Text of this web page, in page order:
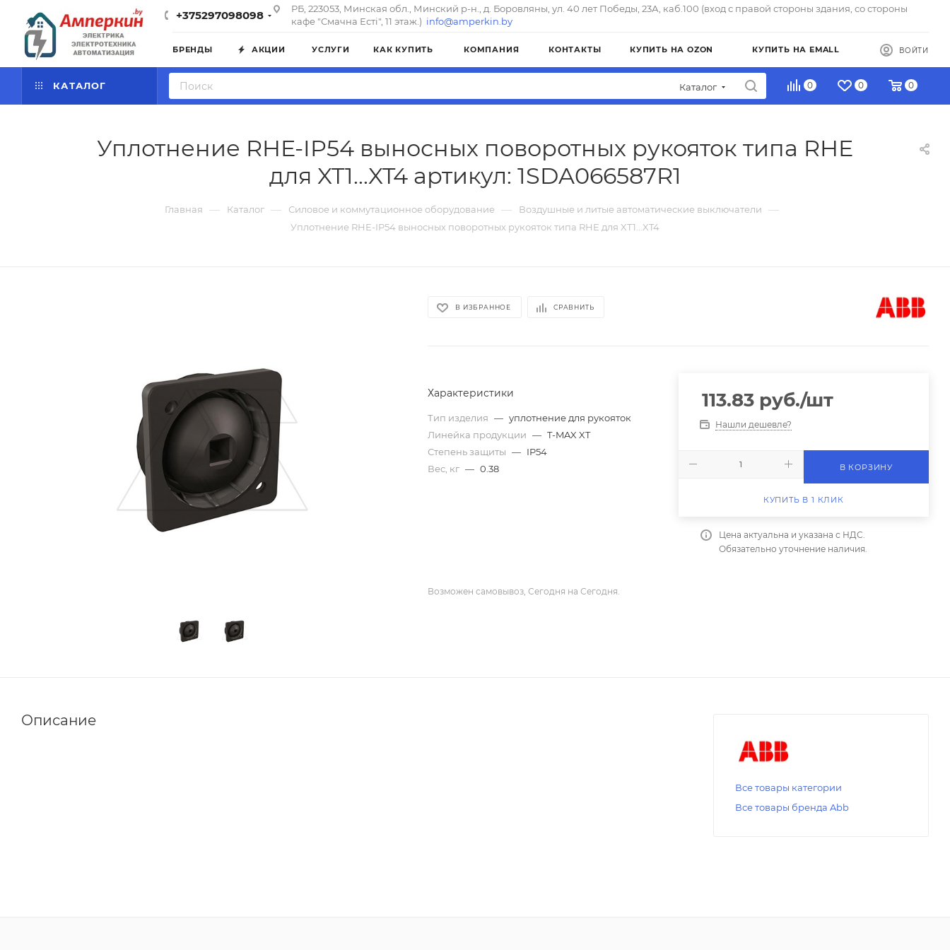
+375297098098
РБ, 223053, Минская обл., Минский р-н., д. Боровляны, ул. 40 лет Победы, 23А, каб.100 (вход с правой стороны здания, со стороны
кафе "Смачна Естi", 11 этаж.) info@amperkin.by
БРЕНДЫ АКЦИИ УСЛУГИ КАК КУПИТЬ КОМПАНИЯ КОНТАКТЫ КУПИТЬ НА OZON КУПИТЬ НА EMALL ВОЙТИ
КАТАЛОГ Каталог 0 0 0
Уплотнение RHE-IP54 выносных поворотных рукояток типа RHE
для XT1...XT4 артикул: 1SDA066587R1
Главная — Каталог — Силовое и коммутационное оборудование — Воздушные и литые автоматические выключатели —
Уплотнение RHE-IP54 выносных поворотных рукояток типа RHE для XT1...XT4
В ИЗБРАННОЕ СРАВНИТЬ
Характеристики
Тип изделия — уплотнение для рукояток
Линейка продукции — T-MAX XT
Степень защиты — IP54
Вес, кг — 0.38
113.83руб./шт
Нашли дешевле?
В КОРЗИНУ
КУПИТЬ В 1 КЛИК
Цена актуальна и указана с НДС.
Обязательно уточнение наличия.
Возможен самовывоз, Сегодня на Сегодня.
Описание
Все товары категории
Все товары бренда Abb